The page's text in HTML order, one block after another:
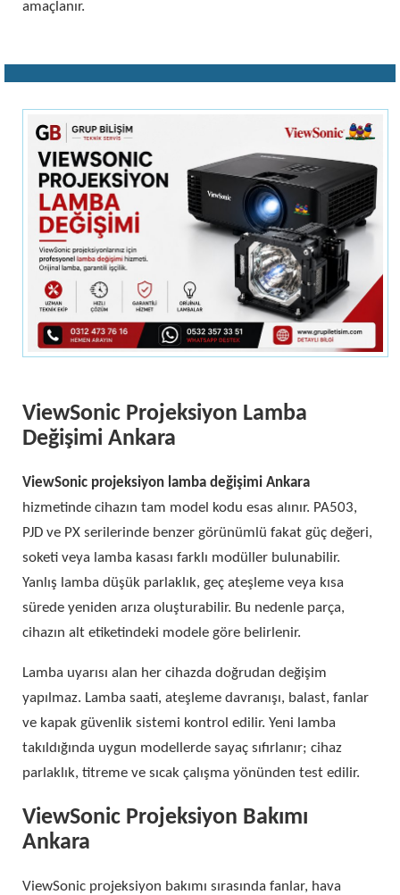
amaçlanır.
ViewSonic Projeksiyon Lamba
Değişimi Ankara
ViewSonic projeksiyon lamba değişimi Ankara
hizmetinde cihazın tam model kodu esas alınır. PA503,
PJD ve PX serilerinde benzer görünümlü fakat güç değeri,
soketi veya lamba kasası farklı modüller bulunabilir.
Yanlış lamba düşük parlaklık, geç ateşleme veya kısa
sürede yeniden arıza oluşturabilir. Bu nedenle parça,
cihazın alt etiketindeki modele göre belirlenir.
Lamba uyarısı alan her cihazda doğrudan değişim
yapılmaz. Lamba saati, ateşleme davranışı, balast, fanlar
ve kapak güvenlik sistemi kontrol edilir. Yeni lamba
takıldığında uygun modellerde sayaç sıfırlanır; cihaz
parlaklık, titreme ve sıcak çalışma yönünden test edilir.
ViewSonic Projeksiyon Bakımı
Ankara
ViewSonic projeksiyon bakımı sırasında fanlar, hava